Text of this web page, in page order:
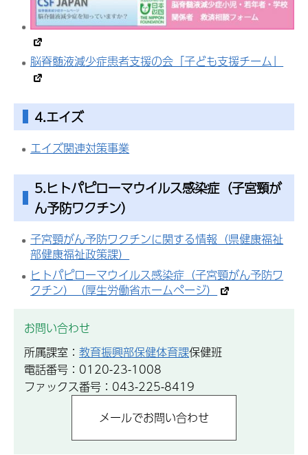
脳脊髄液減少症患者支援の会「子ども支援チーム」
4.エイズ
エイズ関連対策事業
5.ヒトパピローマウイルス感染症（子宮頸が
ん予防ワクチン）
子宮頸がん予防ワクチンに関する情報（県健康福祉
部健康福祉政策課）
ヒトパピローマウイルス感染症（子宮頸がん予防ワ
クチン）（厚生労働省ホームページ）
お問い合わせ
所属課室： 教育振興部保健体育課保健班
電話番号：0120-23-1008
ファックス番号：043-225-8419